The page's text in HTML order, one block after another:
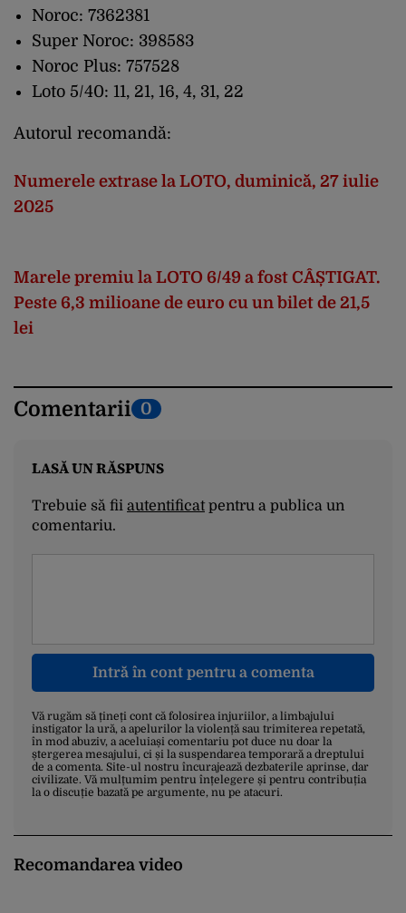
Noroc: 7362381
Super Noroc: 398583
Noroc Plus: 757528
Loto 5/40: 11, 21, 16, 4, 31, 22
Autorul recomandă:
Numerele extrase la LOTO, duminică, 27 iulie
2025
Marele premiu la LOTO 6/49 a fost CÂȘTIGAT.
Peste 6,3 milioane de euro cu un bilet de 21,5
lei
Comentarii 0
LASĂ UN RĂSPUNS
Trebuie să fii autentificatpentru a publica un
comentariu.
Intră în cont pentru a comenta
Vă rugăm să țineți cont că folosirea injuriilor, a limbajului
instigator la ură, a apelurilor la violență sau trimiterea repetată,
în mod abuziv, a aceluiași comentariu pot duce nu doar la
ștergerea mesajului, ci și la suspendarea temporară a dreptului
de a comenta. Site-ul nostru încurajează dezbaterile aprinse, dar
civilizate. Vă mulțumim pentru înțelegere și pentru contribuția
la o discuție bazată pe argumente, nu pe atacuri.
Recomandarea video